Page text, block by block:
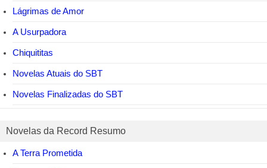
Lágrimas de Amor
A Usurpadora
Chiquititas
Novelas Atuais do SBT
Novelas Finalizadas do SBT
Novelas da Record Resumo
A Terra Prometida